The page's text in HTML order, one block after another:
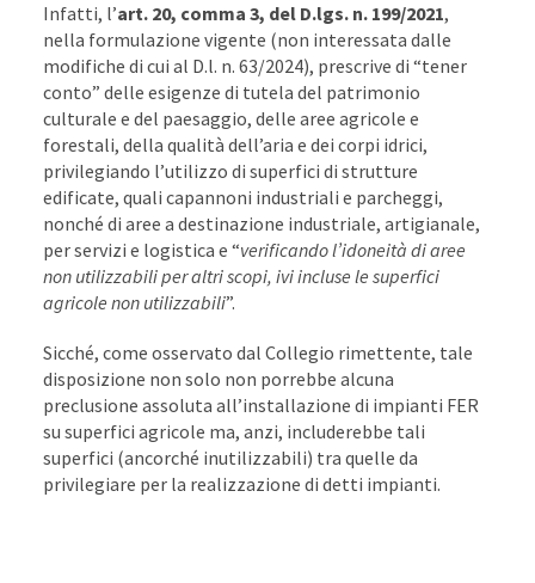
Infatti, l’art. 20, comma 3, del D.lgs. n. 199/2021,
nella formulazione vigente (non interessata dalle
modifiche di cui al D.l. n. 63/2024), prescrive di “tener
conto” delle esigenze di tutela del patrimonio
culturale e del paesaggio, delle aree agricole e
forestali, della qualità dell’aria e dei corpi idrici,
privilegiando l’utilizzo di superfici di strutture
edificate, quali capannoni industriali e parcheggi,
nonché di aree a destinazione industriale, artigianale,
per servizi e logistica e “verificando l’idoneità di aree
non utilizzabili per altri scopi, ivi incluse le superfici
agricole non utilizzabili”.
Sicché, come osservato dal Collegio rimettente, tale
disposizione non solo non porrebbe alcuna
preclusione assoluta all’installazione di impianti FER
su superfici agricole ma, anzi, includerebbe tali
superfici (ancorché inutilizzabili) tra quelle da
privilegiare per la realizzazione di detti impianti.